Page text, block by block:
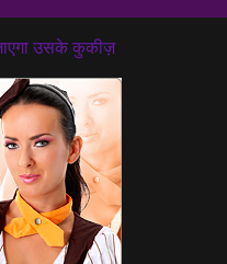
उसके कुकीज़